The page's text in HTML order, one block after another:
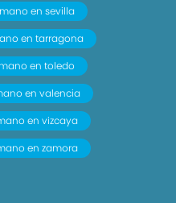
en sevilla
en tarragona
en toledo
en valencia
en vizcaya
en zamora